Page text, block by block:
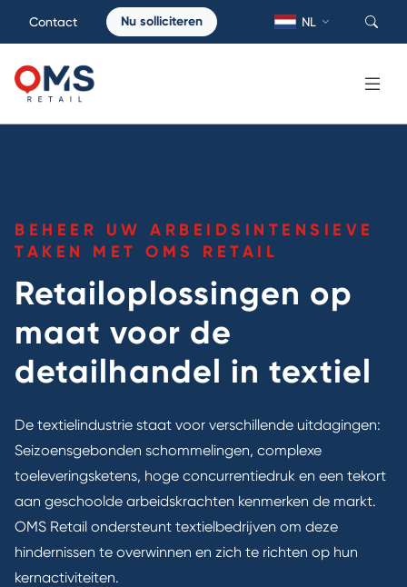
Contact Nu solliciteren NL
BEHEER UW ARBEIDSINTENSIEVE
TAKEN MET OMS RETAIL
Retailoplossingen op
maat voor de
detailhandel in textiel
De textielindustrie staat voor verschillende uitdagingen:
Seizoensgebonden schommelingen, complexe
toeleveringsketens, hoge concurrentiedruk en een tekort
aan geschoolde arbeidskrachten kenmerken de markt.
OMS Retail ondersteunt textielbedrijven om deze
hindernissen te overwinnen en zich te richten op hun
kernactiviteiten.